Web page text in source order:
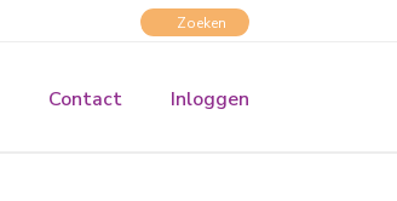
Contact Inloggen